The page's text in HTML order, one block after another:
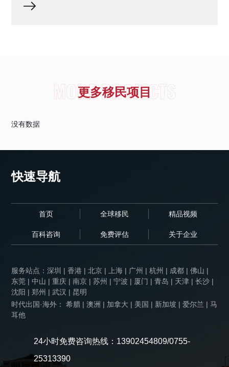
更多移民项目
MORE PROJECTS
没有数据
快速导航
首页 全球移民 精品视频
百科咨询 免费评估 关于企业
服务站点：深圳 |香港 |北京 | 上海 | 广州 |杭州 | 成都 |佛山 |
东莞 |中山 |重庆 |南京 |苏州 |宁波 | 厦门 |青岛 | 天津 |长沙 |
沈阳 |郑州 |武汉 | 昆明
时代出国·海外： 希腊 | 澳洲 | 加拿大 | 美国 | 新加坡 | 爱尔兰 | 马
耳他
24小时免费咨询热线：13902454809/0755-
25313390